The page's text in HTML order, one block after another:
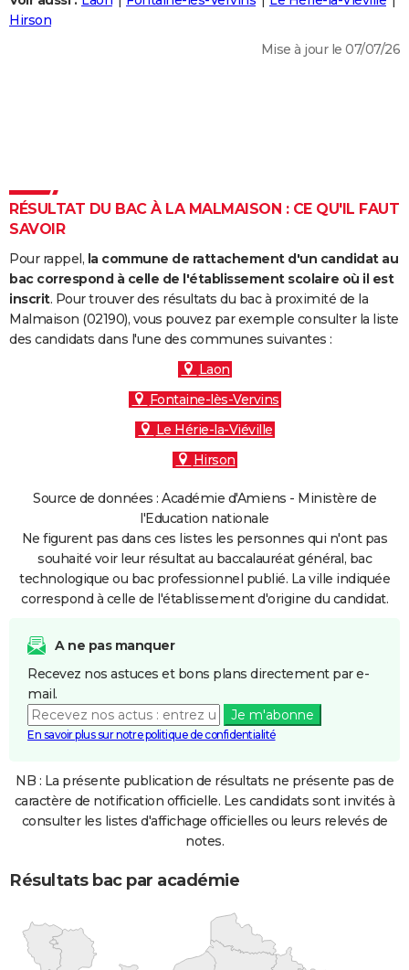
Destinations
City break
Voyage nature
Voyage de noces
Forum
Climat
+
PHOTO
Dictionnaire
Biographies
Citations
Expressions
Proverbes
PROGRAMME TV
S'inscrire
Se connecter
Lycées
Collèges
Primaires
Universités
Entreprises
Service militaire
Avis de recherche
AVIS DE DÉCÈS
FORUM
Hirson
Mise à jour le 07/07/26
RÉSULTAT DU BAC À LA MALMAISON : CE QU'IL FAUT
SAVOIR
Pour rappel, la commune de rattachement d'un candidat au
bac correspond à celle de l'établissement scolaire où il est
inscrit. Pour trouver des résultats du bac à proximité de la
Malmaison (02190), vous pouvez par exemple consulter la liste
des candidats dans l'une des communes suivantes :
Laon
Fontaine-lès-Vervins
Le Hérie-la-Viéville
Hirson
Source de données : Académie d'Amiens - Ministère de
l'Education nationale
Ne figurent pas dans ces listes les personnes qui n'ont pas
souhaité voir leur résultat au baccalauréat général, bac
technologique ou bac professionnel publié. La ville indiquée
correspond à celle de l'établissement d'origine du candidat.
A ne pas manquer
Recevez nos astuces et bons plans directement par e-
mail.
Je m'abonne
En savoir plus sur notre politique de confidentialité
NB : La présente publication de résultats ne présente pas de
caractère de notification officielle. Les candidats sont invités à
consulter les listes d'affichage officielles ou leurs relevés de
notes.
Résultats bac par académie